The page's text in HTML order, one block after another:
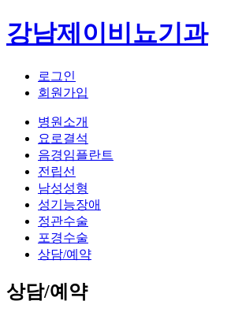
강남제이비뇨기과
로그인
회원가입
병원소개
요로결석
음경임플란트
전립선
남성성형
성기능장애
정관수술
포경수술
상담/예약
상담/예약